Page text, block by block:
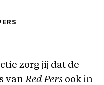
zorg jij dat de
vanRed Pers ook in